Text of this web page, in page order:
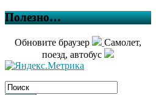
Полезно…
Обновите браузер
Самолет,
поезд, автобус